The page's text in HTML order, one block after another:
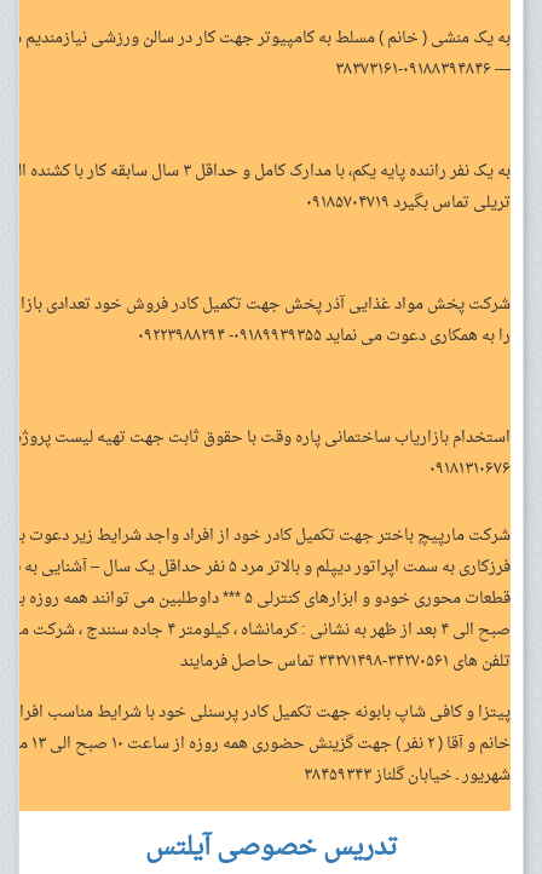
— ۰۹۱۸۸۳۹۴۸۴۶-۳۸۳۷۳۱۶۱
به یک نفر راننده پایه یکم، با مدارک کامل و
تریلی تماس بگیرد ۰۹۱۸۵۷۰۴۷۱۹
شرکت پخش مواد غذایی آذر پخش جهت تکمیل کادر فروش خود تعدادی
را به همکاری دعوت می نماید ۰۹۱۸۹۹۳۹۳۵۵- ۰۹۲۲۳۹۸۸۲۹۴
استخدام بازاریاب ساختمانی پاره وقت با حقوق ثابت جهت تهیه لیست
۰۹۱۸۱۳۱۰۶۷۶
فرزکاری به سمت اپراتور دیپلم و بالاتر مرد ۵ نفر
صبح الی ۴ بعد از ظهر به نشانی : کرمانشاه ،
تلفن های ۳۴۲۷۰۵۶۱-۳۴۲۷۱۴۹۸ تماس حاصل فرمایند
پیتزا و کافی شاپ بابونه جهت تکمیل کادر پرسنلی خود با شرایط مناسب افراد
شهریور ـ خیابان گلناز ۳۸۴۵۹۳۴۳
تدریس خصوصی آیلتس